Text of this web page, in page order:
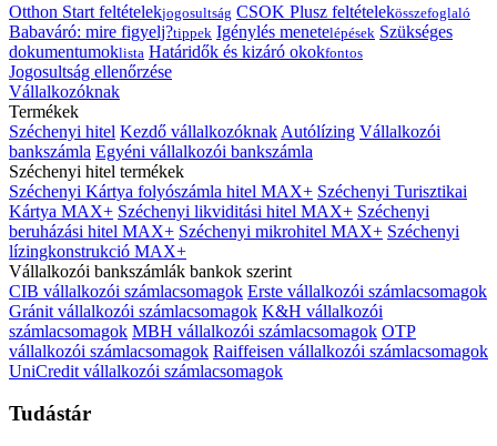
Otthon Start feltételekjogosultság CSOK Plusz feltételekösszefoglaló
Babaváró: mire figyelj?tippek Igénylés menetelépések Szükséges
dokumentumoklista Határidők és kizáró okokfontos
Jogosultság ellenőrzése
Vállalkozóknak
Termékek
Széchenyi hitel Kezdő vállalkozóknak Autólízing Vállalkozói
bankszámla Egyéni vállalkozói bankszámla
Széchenyi hitel termékek
Széchenyi Kártya folyószámla hitel MAX+ Széchenyi Turisztikai
Kártya MAX+ Széchenyi likviditási hitel MAX+ Széchenyi
beruházási hitel MAX+ Széchenyi mikrohitel MAX+ Széchenyi
lízingkonstrukció MAX+
Vállalkozói bankszámlák bankok szerint
CIB vállalkozói számlacsomagok Erste vállalkozói számlacsomagok
Gránit vállalkozói számlacsomagok K&H vállalkozói
számlacsomagok MBH vállalkozói számlacsomagok OTP
vállalkozói számlacsomagok Raiffeisen vállalkozói számlacsomagok
UniCredit vállalkozói számlacsomagok
Tudástár